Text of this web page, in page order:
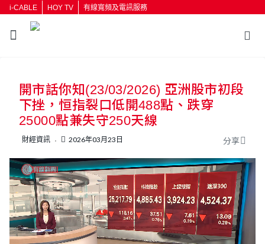
i-CABLE HOY TV 有線寬頻及電訊服務
按輸入鍵開始搜尋
開市話你知(23/03/2026) 亞洲股市初段
下挫，恒指裂口低開488點、跌穿
25000點兼失守250天線
財經資訊 2026年03月23日 分享